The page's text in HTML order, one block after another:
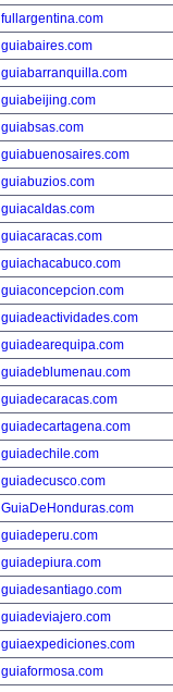
fullargentina.com
guiabaires.com
guiabarranquilla.com
guiabeijing.com
guiabsas.com
guiabuenosaires.com
guiabuzios.com
guiacaldas.com
guiacaracas.com
guiachacabuco.com
guiaconcepcion.com
guiadeactividades.com
guiadearequipa.com
guiadeblumenau.com
guiadecaracas.com
guiadecartagena.com
guiadechile.com
guiadecusco.com
GuiaDeHonduras.com
guiadeperu.com
guiadepiura.com
guiadesantiago.com
guiadeviajero.com
guiaexpediciones.com
guiaformosa.com